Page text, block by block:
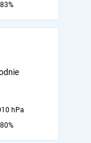
83%
hPa
80%